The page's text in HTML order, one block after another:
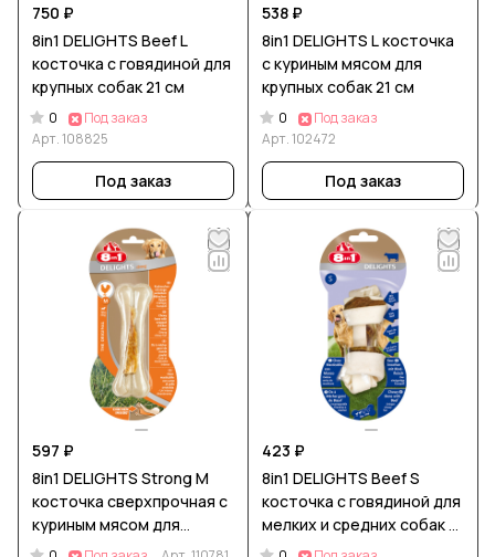
750 ₽
8in1 DELIGHTS Beef L
косточка с говядиной для
крупных собак 21 см
0
Под заказ
Арт.108825
Под заказ
538 ₽
8in1 DELIGHTS L косточка
с куриным мясом для
крупных собак 21 см
0
Под заказ
Арт.102472
Под заказ
597 ₽
8in1 DELIGHTS Strong M
косточка сверхпрочная с
куриным мясом для
средних и крупных собак
423 ₽
8in1 DELIGHTS Beef S
косточка с говядиной для
мелких и средних собак 11
см